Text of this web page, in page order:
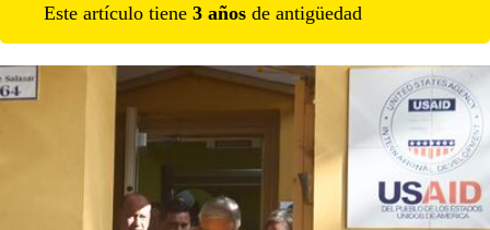
Este artículo tiene 3 años de antigüedad